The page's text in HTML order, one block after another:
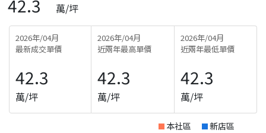
42.3 萬/坪
2026年/04月
最新成交單價
42.3
萬/坪
2026年/04月
近兩年最高單價
42.3
萬/坪
2026年/04月
近兩年最低單價
42.3
萬/坪
本社區 新店區